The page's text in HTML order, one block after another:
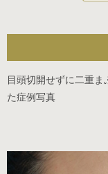
目頭切開せずに二重
た症例写真